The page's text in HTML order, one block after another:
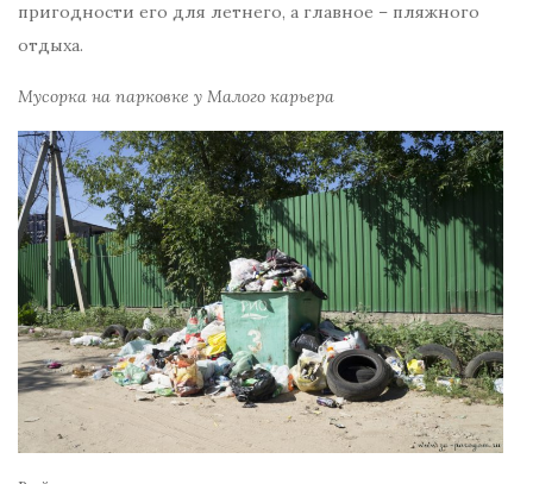
пригодности его для летнего, а главное – пляжного
отдыха.
Мусорка на парковке у Малого карьера